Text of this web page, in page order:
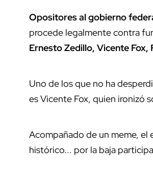
Opositores al gobierno
procede legalmente contra
Ernesto Zedillo, Vicente Fox,
Uno de los que no ha
es Vicente Fox, quien ironizó
Acompañado de un meme,
histórico... por la baja